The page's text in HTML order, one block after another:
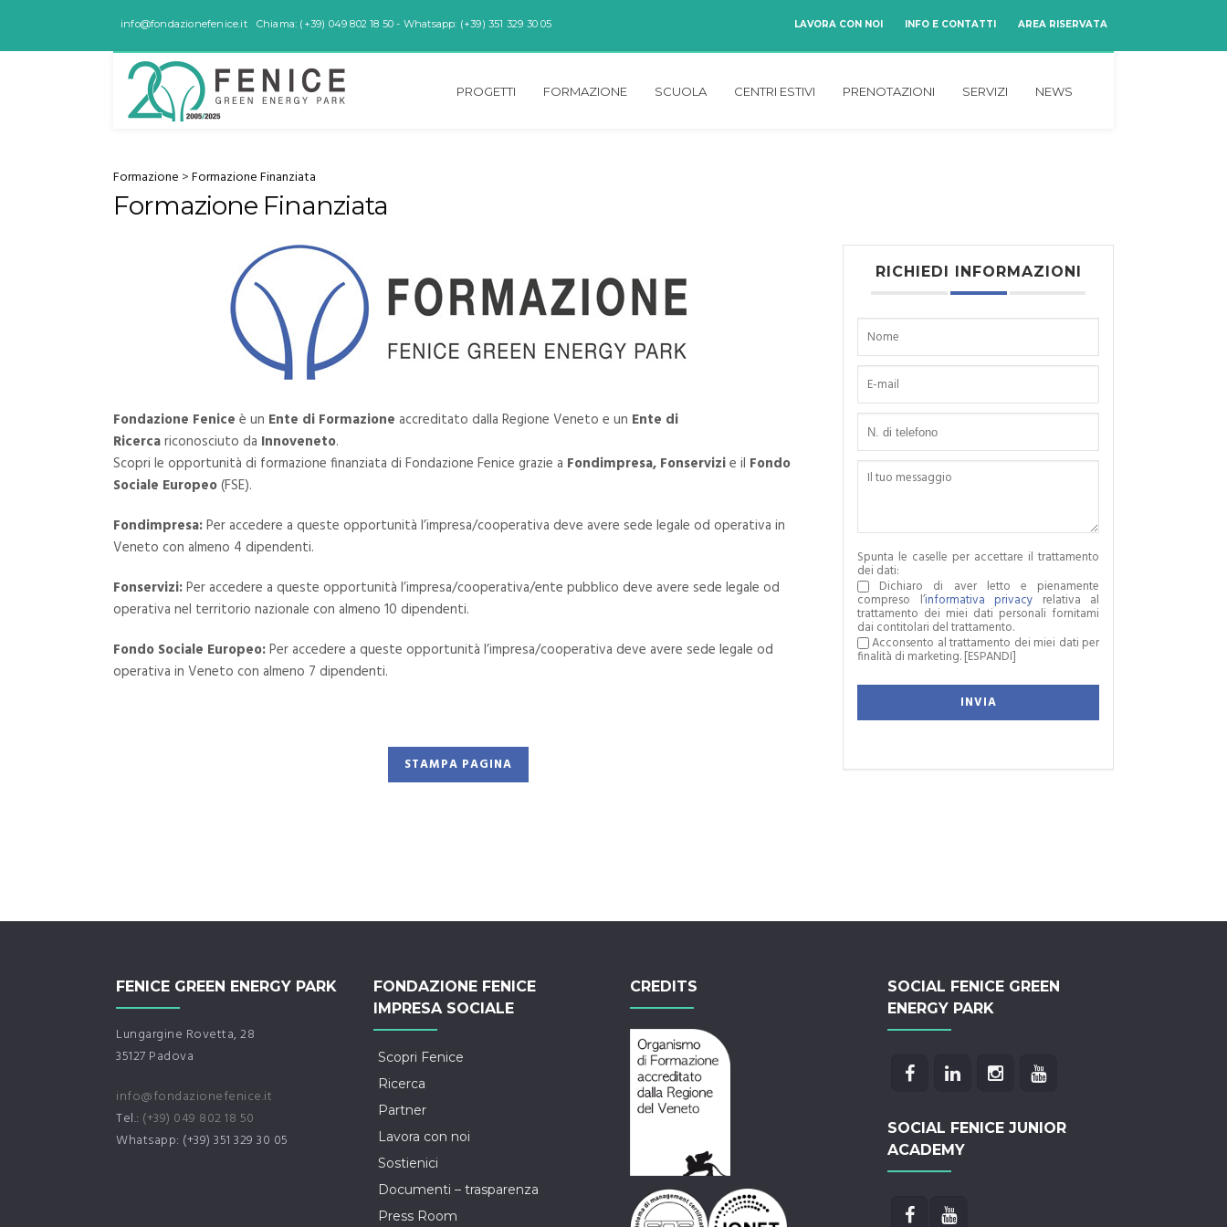
info@fondazionefenice.it Chiama: (+39) 049 802 18 50 - Whatsapp: (+39) 351 329 30 05 LAVORA CON NOI INFO E CONTATTI AREA RISERVATA
PROGETTI FORMAZIONE SCUOLA CENTRI ESTIVI PRENOTAZIONI SERVIZI NEWS
Formazione >Formazione Finanziata
Formazione Finanziata
Fondazione Fenice è un Ente di Formazione accreditato dalla Regione Veneto e un Ente di
Ricercariconosciuto da Innoveneto.
Scopri le opportunità di formazione finanziata di Fondazione Fenice grazie a Fondimpresa, Fonservizie il Fondo
Sociale Europeo(FSE).
Fondimpresa:Per accedere a queste opportunità l’impresa/cooperativa deve avere sede legale od operativa in
Veneto con almeno 4 dipendenti.
Fonservizi:Per accedere a queste opportunità l’impresa/cooperativa/ente pubblico deve avere sede legale od
operativa nel territorio nazionale con almeno 10 dipendenti.
Fondo Sociale Europeo:Per accedere a queste opportunità l’impresa/cooperativa deve avere sede legale od
operativa in Veneto con almeno 7 dipendenti.
STAMPA PAGINA
RICHIEDI INFORMAZIONI
Spunta le caselle per accettare il trattamento
dei dati:
Dichiaro di aver letto e pienamente
compreso l’informativa privacy relativa al
trattamento dei miei dati personali fornitami
dai contitolari del trattamento.
Acconsento al trattamento dei miei dati per
finalità di marketing.[ESPANDI]
FENICE GREEN ENERGY PARK
Lungargine Rovetta, 28
35127 Padova
info@fondazionefenice.it
Tel.: (+39) 049 802 18 50
Whatsapp: (+39) 351 329 30 05
FONDAZIONE FENICE
IMPRESA SOCIALE
Scopri Fenice
Ricerca
Partner
Lavora con noi
Sostienici
Documenti – trasparenza
Press Room
CREDITS
SOCIAL FENICE GREEN
ENERGY PARK
SOCIAL FENICE JUNIOR
ACADEMY